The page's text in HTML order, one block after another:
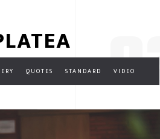
QUOTES STANDARD VIDEO
03.